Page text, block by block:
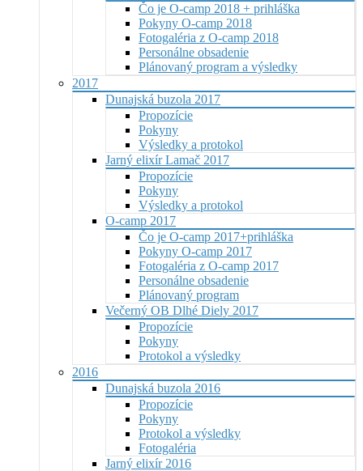
Čo je O-camp 2018 + prihláška
Pokyny O-camp 2018
Fotogaléria z O-camp 2018
Personálne obsadenie
Plánovaný program a výsledky
2017
Dunajská buzola 2017
Propozície
Pokyny
Výsledky a protokol
Jarný elixír Lamač 2017
Propozície
Pokyny
Výsledky a protokol
O-camp 2017
Čo je O-camp 2017+prihláška
Pokyny O-camp 2017
Fotogaléria z O-camp 2017
Personálne obsadenie
Plánovaný program
Večerný OB Dlhé Diely 2017
Propozície
Pokyny
Protokol a výsledky
2016
Dunajská buzola 2016
Propozície
Pokyny
Protokol a výsledky
Fotogaléria
Jarný elixír 2016